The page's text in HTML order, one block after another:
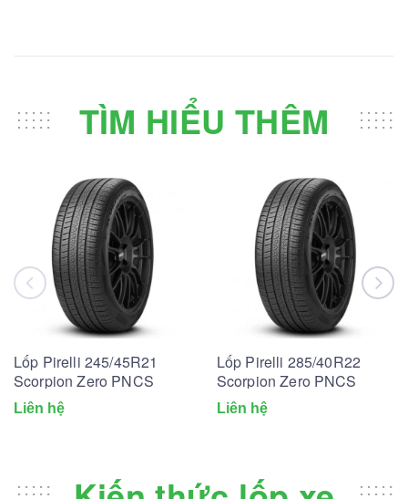
TÌM HIỂU THÊM
Lốp Pirelli 245/45R21
Scorpion Zero PNCS
Liên hệ
Lốp Pirelli 285/40R22
Scorpion Zero PNCS
Liên hệ